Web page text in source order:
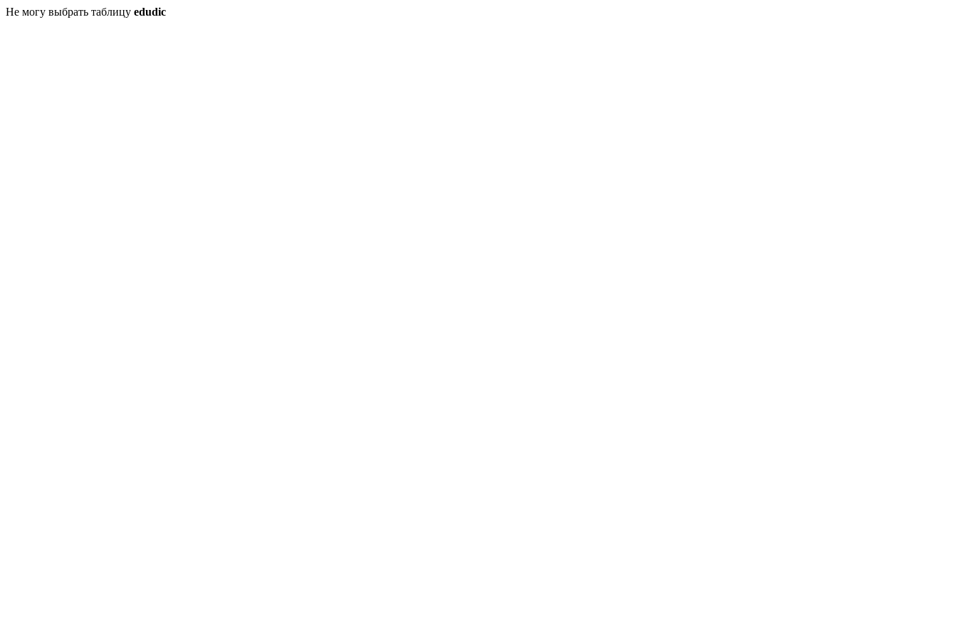
Не могу выбрать таблицу edudic